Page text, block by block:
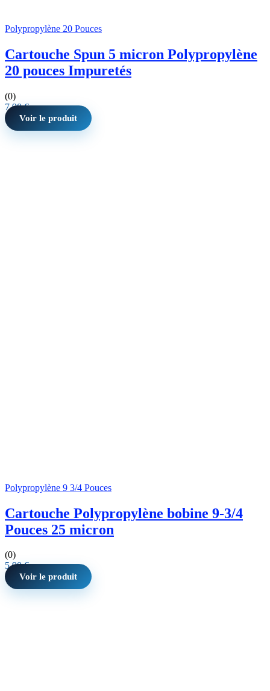
Polypropylène 20 Pouces
Cartouche Spun 5 micron Polypropylène
20 pouces Impuretés
(0)
7,90€
Voir le produit
Polypropylène 9 3/4 Pouces
Cartouche Polypropylène bobine 9-3/4
Pouces 25 micron
(0)
5,90€
Voir le produit